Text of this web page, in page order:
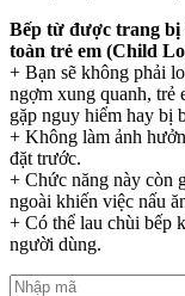
Bếp từ được trang bị
toàn trẻ em (Child
+ Bạn sẽ không phải
ngợm xung quanh, trẻ
gặp nguy hiểm hay bị
+ Không làm ảnh
đặt trước.
+ Chức năng này còn
ngoài khiến việc nấu
+ Có thể lau chùi bếp
người dùng.